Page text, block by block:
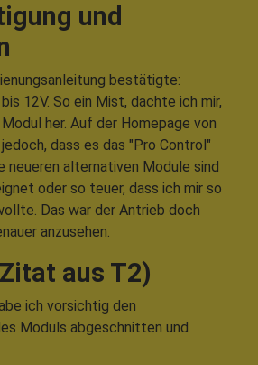
und
bestätigte:
12V. So ein Mist, dachte ich mir,
her. Auf der Homepage von
dass es das "Pro Control"
neueren alternativen Module sind
oder so teuer, dass ich mir so
Das war der Antrieb doch
anzusehen.
aus T2)
ich vorsichtig den
Moduls abgeschnitten und